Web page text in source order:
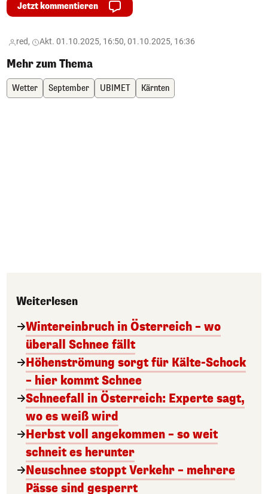
Jetzt kommentieren
red, Akt. 01.10.2025, 16:50, 01.10.2025, 16:36
Mehr zum Thema
Wetter September UBIMET Kärnten
Weiterlesen
Wintereinbruch in Österreich – wo
überall Schnee fällt
Höhenströmung sorgt für Kälte-Schock
– hier kommt Schnee
Schneefall in Österreich: Experte sagt,
wo es weiß wird
Herbst voll angekommen – so weit
schneit es herunter
Neuschnee stoppt Verkehr – mehrere
Pässe sind gesperrt